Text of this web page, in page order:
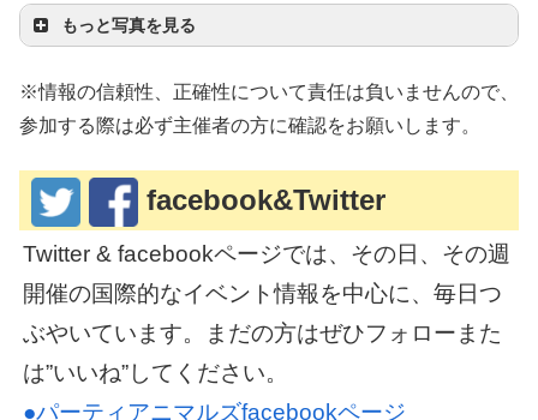
もっと写真を見る
※情報の信頼性、正確性について責任は負いませんので、
参加する際は必ず主催者の方に確認をお願いします。
facebook&Twitter
Twitter & facebookページでは、その日、その週
開催の国際的なイベント情報を中心に、毎日つ
ぶやいています。まだの方はぜひフォローまた
は”いいね”してください。
●パーティアニマルズfacebookページ